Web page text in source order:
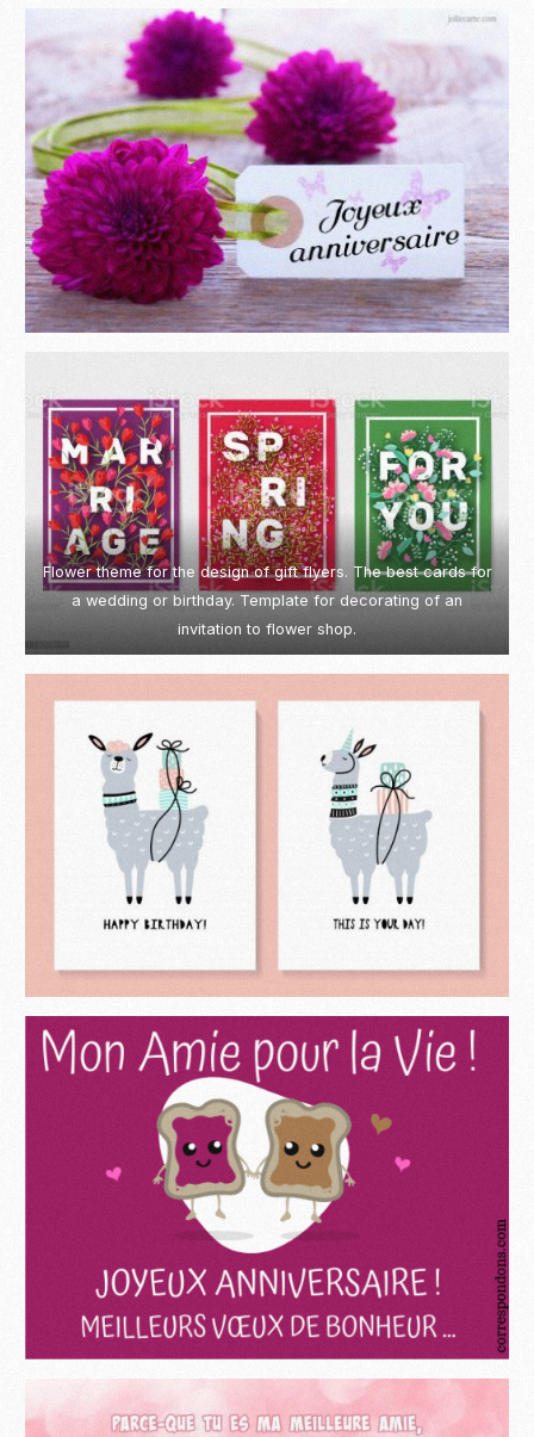
Flower theme for the design of gift flyers. The best cards for
a wedding or birthday. Template for decorating of an
invitation to flower shop.